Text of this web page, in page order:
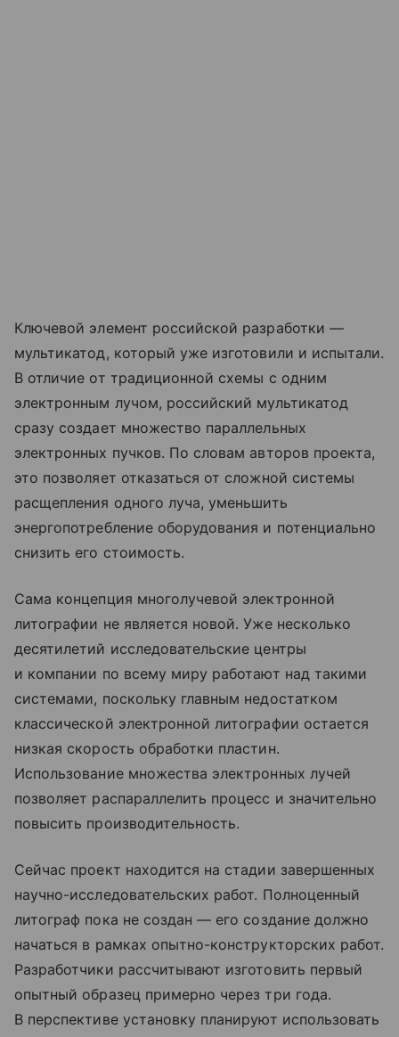
Ключевой элемент российской разработки —
мультикатод, который уже изготовили и испытали.
В отличие от традиционной схемы с одним
электронным лучом, российский мультикатод
сразу создает множество параллельных
электронных пучков. По словам авторов проекта,
это позволяет отказаться от сложной системы
расщепления одного луча, уменьшить
энергопотребление оборудования и потенциально
снизить его стоимость.
Сама концепция многолучевой электронной
литографии не является новой. Уже несколько
десятилетий исследовательские центры
и компании по всему миру работают над такими
системами, поскольку главным недостатком
классической электронной литографии остается
низкая скорость обработки пластин.
Использование множества электронных лучей
позволяет распараллелить процесс и значительно
повысить производительность.
Сейчас проект находится на стадии завершенных
научно-исследовательских работ. Полноценный
литограф пока не создан — его создание должно
начаться в рамках опытно-конструкторских работ.
Разработчики рассчитывают изготовить первый
опытный образец примерно через три года.
В перспективе установку планируют использовать